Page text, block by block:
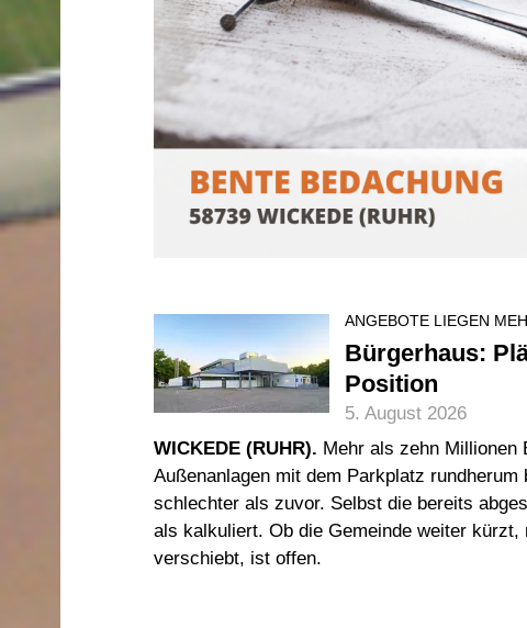
ANGEBOTE LIEGEN
Bürgerhaus:
Position
5. August 2026
WICKEDE (RUHR). Mehr als zehn Millionen
Außenanlagen mit dem Parkplatz
schlechter als zuvor. Selbst die bereits
als kalkuliert. Ob die Gemeinde weiter
verschiebt, ist offen.